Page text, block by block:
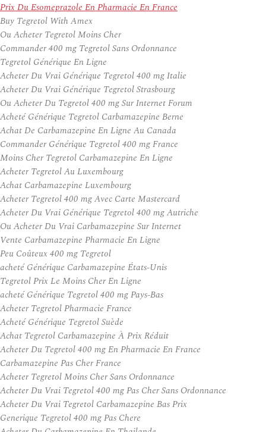
Prix Du Esomeprazole En Pharmacie En France
Buy Tegretol With Amex
Ou Acheter Tegretol Moins Cher
Commander 400 mg Tegretol Sans Ordonnance
Tegretol Générique En Ligne
Acheter Du Vrai Générique Tegretol 400 mg Italie
Acheter Du Vrai Générique Tegretol Strasbourg
Ou Acheter Du Tegretol 400 mg Sur Internet Forum
Acheté Générique Tegretol Carbamazepine Berne
Achat De Carbamazepine En Ligne Au Canada
Commander Générique Tegretol 400 mg France
Moins Cher Tegretol Carbamazepine En Ligne
Acheter Tegretol Au Luxembourg
Achat Carbamazepine Luxembourg
Acheter Tegretol 400 mg Avec Carte Mastercard
Acheter Du Vrai Générique Tegretol 400 mg Autriche
Ou Acheter Du Vrai Carbamazepine Sur Internet
Vente Carbamazepine Pharmacie En Ligne
Peu Coûteux 400 mg Tegretol
acheté Générique Carbamazepine États-Unis
Tegretol Prix Le Moins Cher En Ligne
acheté Générique Tegretol 400 mg Pays-Bas
Acheter Tegretol Pharmacie France
Acheté Générique Tegretol Suède
Achat Tegretol Carbamazepine À Prix Réduit
Acheter Du Tegretol 400 mg En Pharmacie En France
Carbamazepine Pas Cher France
Acheter Tegretol Moins Cher Sans Ordonnance
Acheter Du Vrai Tegretol 400 mg Pas Cher Sans Ordonnance
Acheter Du Vrai Tegretol Carbamazepine Bas Prix
Generique Tegretol 400 mg Pas Chere